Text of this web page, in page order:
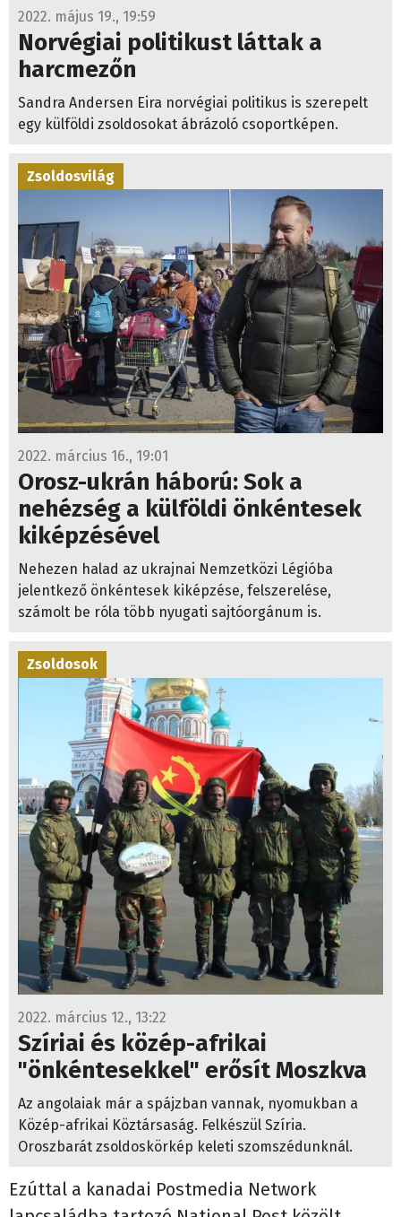
2022. május 19., 19:59
Norvégiai politikust láttak a
harcmezőn
Sandra Andersen Eira norvégiai politikus is szerepelt
egy külföldi zsoldosokat ábrázoló csoportképen.
Zsoldosvilág
2022. március 16., 19:01
Orosz-ukrán háború: Sok a
nehézség a külföldi önkéntesek
kiképzésével
Nehezen halad az ukrajnai Nemzetközi Légióba
jelentkező önkéntesek kiképzése, felszerelése,
számolt be róla több nyugati sajtóorgánum is.
Zsoldosok
2022. március 12., 13:22
Szíriai és közép-afrikai
"önkéntesekkel" erősít Moszkva
Az angolaiak már a spájzban vannak, nyomukban a
Közép-afrikai Köztársaság. Felkészül Szíria.
Oroszbarát zsoldoskörkép keleti szomszédunknál.
Ezúttal a kanadai Postmedia Network